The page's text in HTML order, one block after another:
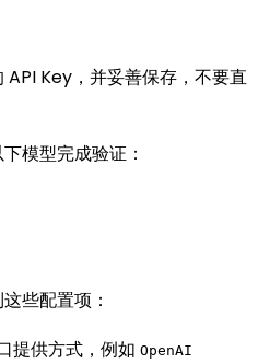
Key，并妥善保存，不要直
模型完成验证：
些配置项：
提供方式，例如 OpenAI